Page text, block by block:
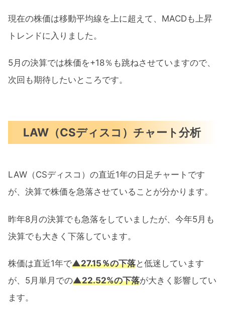
現在の株価は移動平均線を上に超えて、MACDも上昇
トレンドに入りました。
5月の決算では株価を+18％も跳ねさせていますので、
次回も期待したいところです。
LAW（CSディスコ）チャート分析
LAW（CSディスコ）の直近1年の日足チャートです
が、決算で株価を急落させていることが分かります。
昨年8月の決算でも急落をしていましたが、今年5月も
決算でも大きく下落しています。
株価は直近1年で▲27.15％の下落と低迷しています
が、5月単月での▲22.52%の下落が大きく影響してい
ます。